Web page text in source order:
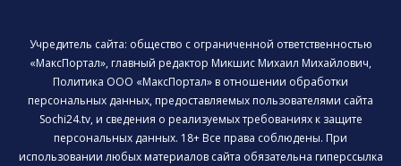
Учредитель сайта: общество с ограниченной ответственностью
«МаксПортал», главный редактор Микшис Михаил Михайлович,
Политика ООО «МаксПортал» в отношении обработки
персональных данных, предоставляемых пользователями сайта
Sochi24.tv, и сведения о реализуемых требованиях к защите
персональных данных. 18+ Все права соблюдены. При
использовании любых материалов сайта обязательна гиперссылка